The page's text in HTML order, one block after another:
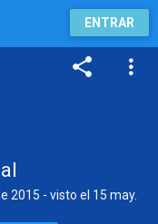
ENTRAR
2015 - visto el 15 may.